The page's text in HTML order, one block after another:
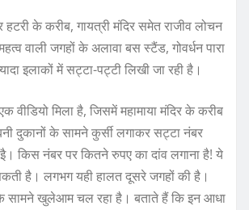
हटरी के करीब, गायत्री मंदिर समेत राजीव लोचन
वाली जगहों के अलावा बस स्टैंड, गोवर्धन पारा
इलाकों में सट्टा-पट्टी लिखी जा रही है।
वीडियो मिला है, जिसमें महामाया मंदिर के करीब
दुकानों के सामने कुर्सी लगाकर सट्टा नंबर
किस नंबर पर कितने रुपए का दांव लगाना है! ये
है। लगभग यही हालत दूसरे जगहों की है।
सामने खुलेआम चल रहा है। बताते हैं कि इन आधा